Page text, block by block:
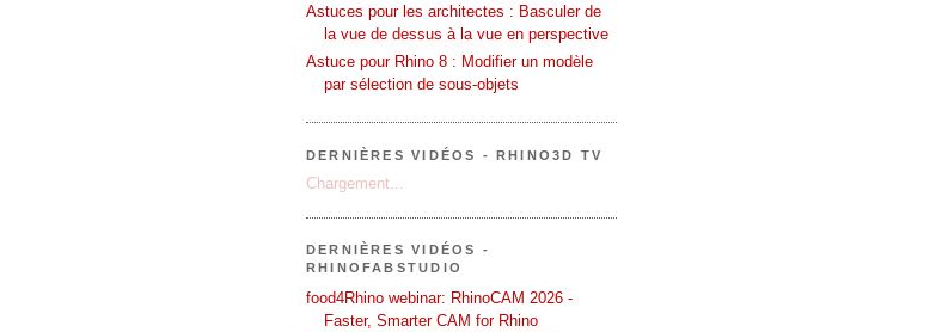
Astuces pour les architectes : Basculer de
la vue de dessus à la vue en perspective
Astuce pour Rhino 8 : Modifier un modèle
par sélection de sous-objets
DERNIÈRES VIDÉOS - RHINO3D TV
Chargement...
DERNIÈRES VIDÉOS -
RHINOFABSTUDIO
food4Rhino webinar: RhinoCAM 2026 -
Faster, Smarter CAM for Rhino